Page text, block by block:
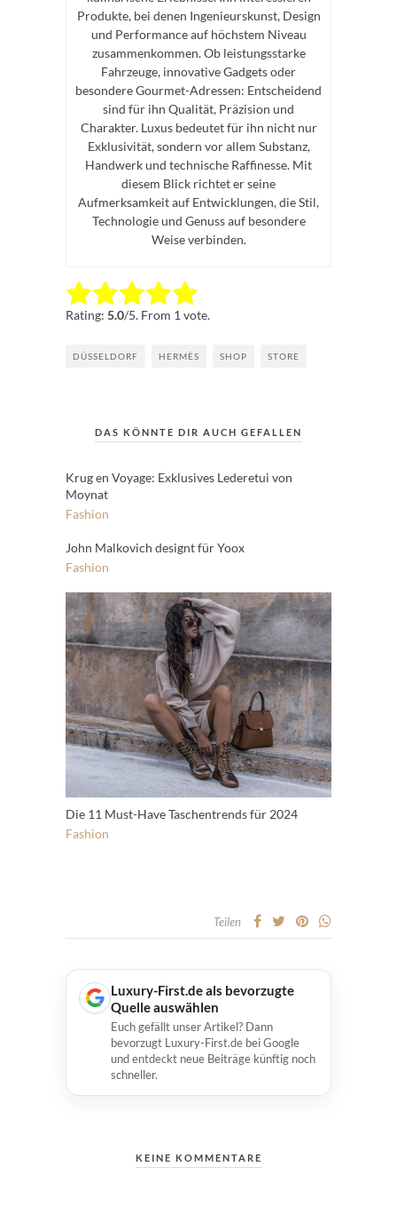
Produkte, bei denen Ingenieurskunst, Design
und Performance auf höchstem Niveau
zusammenkommen. Ob leistungsstarke
Fahrzeuge, innovative Gadgets oder
besondere Gourmet-Adressen: Entscheidend
sind für ihn Qualität, Präzision und
Charakter. Luxus bedeutet für ihn nicht nur
Exklusivität, sondern vor allem Substanz,
Handwerk und technische Raffinesse. Mit
diesem Blick richtet er seine
Aufmerksamkeit auf Entwicklungen, die Stil,
Technologie und Genuss auf besondere
Weise verbinden.
Rate this item: Submit Rating
Rating: 5.0/5. From 1 vote.
DÜSSELDORF HERMÈS SHOP STORE
DAS KÖNNTE DIR AUCH GEFALLEN
Krug en Voyage: Exklusives Lederetui von
Moynat
Fashion
John Malkovich designt für Yoox
Fashion
Die 11 Must-Have Taschentrends für 2024
Fashion
Teilen
Luxury-First.de als bevorzugte
Quelle auswählen
Euch gefällt unser Artikel? Dann
bevorzugt Luxury-First.de bei Google
und entdeckt neue Beiträge künftig noch
schneller.
KEINE KOMMENTARE